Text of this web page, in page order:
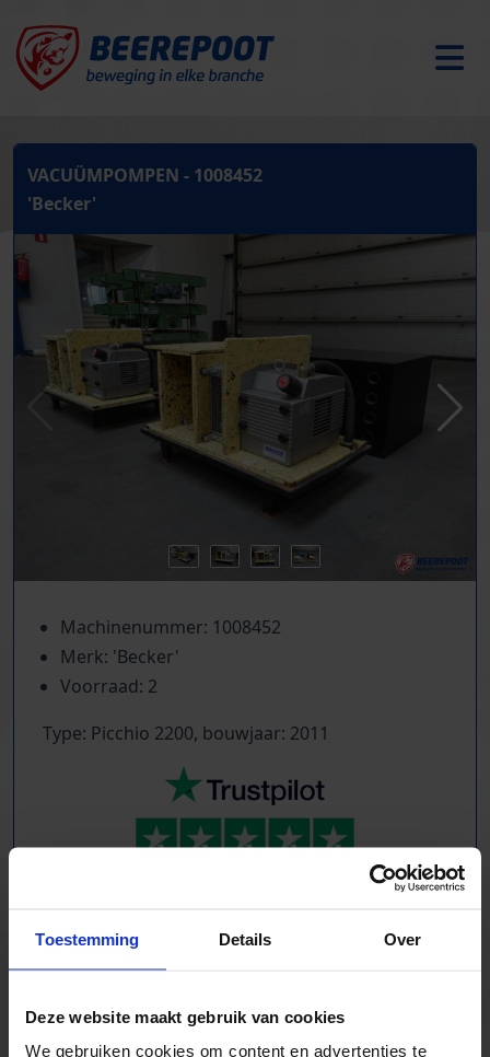
Toestemming Details Over
Deze website maakt gebruik van cookies
We gebruiken cookies om content en advertenties te
VACUÜMPOMPEN - 1008452
'Becker'
Machinenummer: 1008452
Merk: 'Becker'
Voorraad: 2
Type: Picchio 2200, bouwjaar: 2011
Foliewikkelaars, palletmagazijnen, kettingbanen
Trilgoten en zeven